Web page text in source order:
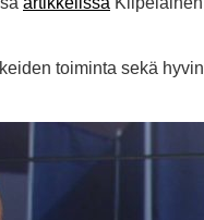
toiminta sekä